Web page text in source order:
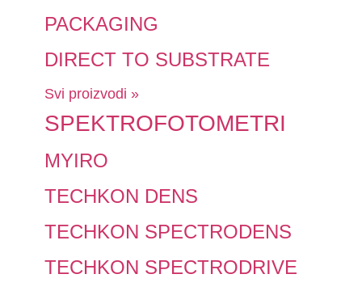
PACKAGING
DIRECT TO SUBSTRATE
Svi proizvodi »
SPEKTROFOTOMETRI
MYIRO
TECHKON DENS
TECHKON SPECTRODENS
TECHKON SPECTRODRIVE